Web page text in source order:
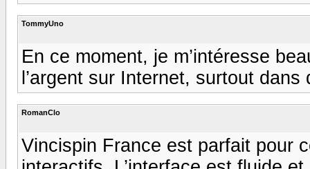
TommyUno
En ce moment, je m’intéresse
l’argent sur Internet, surtout
RomanClo
Vincispin France est parfait pour